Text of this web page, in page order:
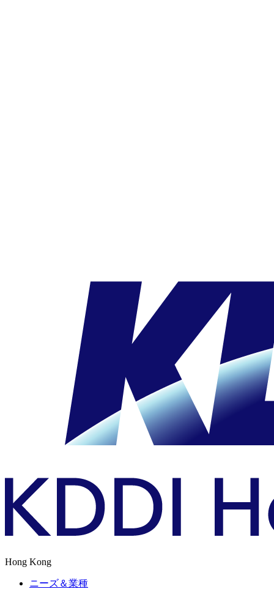
Hong Kong
ニーズ＆業種